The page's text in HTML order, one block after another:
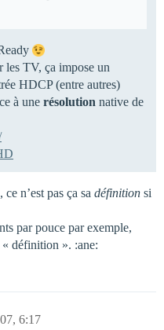
les TV, ça impose un
HDCP (entre autres)
à une résolution native de
n’est pas ça sa définition si
par pouce par exemple,
« définition ». :ane:
6:17